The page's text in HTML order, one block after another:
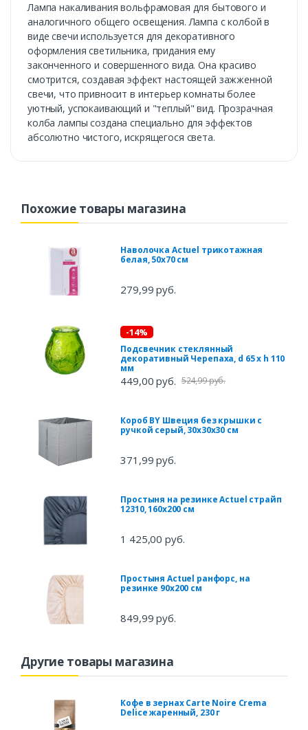
Лампа накаливания вольфрамовая для бытового и
аналогичного общего освещения. Лампа с колбой в
виде свечи используется для декоративного
оформления светильника, придания ему
законченного и совершенного вида. Она красиво
смотрится, создавая эффект настоящей зажженной
свечи, что привносит в интерьер комнаты более
уютный, успокаивающий и "теплый" вид. Прозрачная
колба лампы создана специально для эффектов
абсолютно чистого, искрящегося света.
Похожие товары магазина
Наволочка Actuel трикотажная
белая, 50х70 см
279,99 руб.
-14%
Подсвечник стеклянный
декоративный Черепаха, d 65 x h 110
мм
449,00 руб. 524,99 руб.
Короб BY Швеция без крышки с
ручкой серый, 30х30х30 см
371,99 руб.
Простыня на резинке Actuel страйп
12310, 160x200 см
1 425,00 руб.
Простыня Actuel ранфорс, на
резинке 90х200 см
849,99 руб.
Другие товары магазина
Кофе в зернах Carte Noire Crema
Delice жаренный, 230 г